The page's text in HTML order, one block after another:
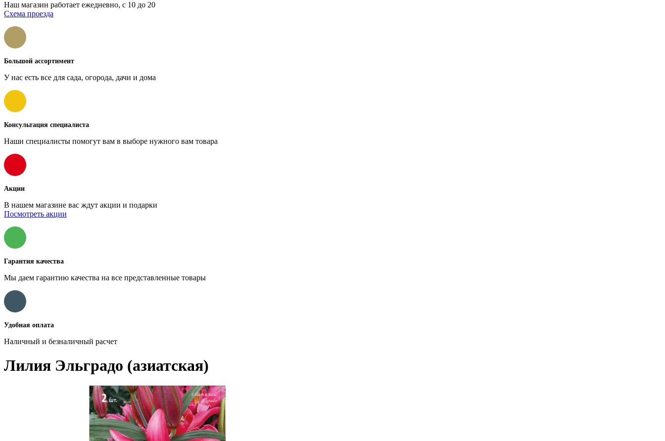
Наш магазин работает ежедневно, с 10 до 20
Схема проезда
Большой ассортимент
У нас есть все для сада, огорода, дачи и дома
Консультация специалиста
Наши специалисты помогут вам в выборе нужного вам товара
Акции
В нашем магазине вас ждут акции и подарки
Посмотреть акции
Гарантия качества
Мы даем гарантию качества на все представленные товары
Удобная оплата
Наличный и безналичный расчет
Лилия Эльградо (азиатская)